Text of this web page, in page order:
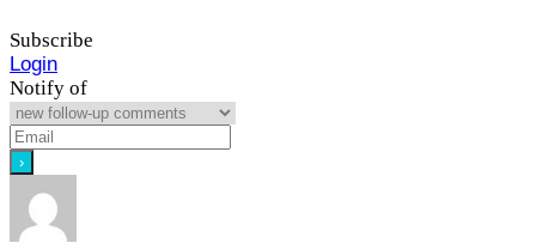
Subscribe
Login
Notify of